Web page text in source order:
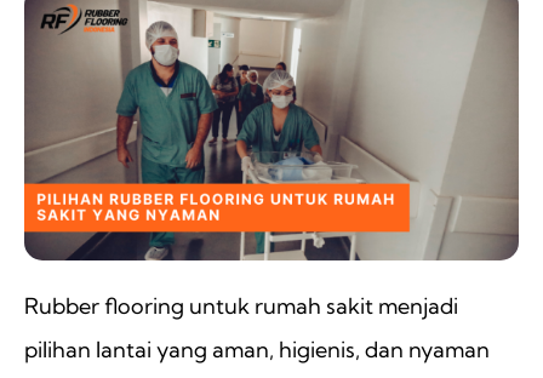
Rubber flooring untuk rumah sakit menjadi
pilihan lantai yang aman, higienis, dan nyaman